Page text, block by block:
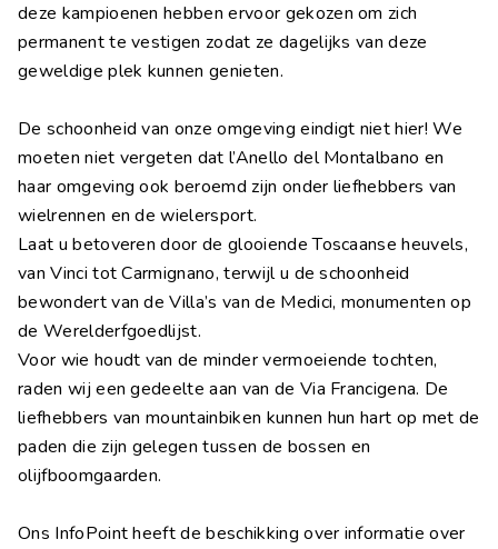
deze kampioenen hebben ervoor gekozen om zich
permanent te vestigen zodat ze dagelijks van deze
geweldige plek kunnen genieten.
De schoonheid van onze omgeving eindigt niet hier! We
moeten niet vergeten dat l’Anello del Montalbano en
haar omgeving ook beroemd zijn onder liefhebbers van
wielrennen en de wielersport.
Laat u betoveren door de glooiende Toscaanse heuvels,
van Vinci tot Carmignano, terwijl u de schoonheid
bewondert van de Villa’s van de Medici, monumenten op
de Werelderfgoedlijst.
Voor wie houdt van de minder vermoeiende tochten,
raden wij een gedeelte aan van de Via Francigena. De
liefhebbers van mountainbiken kunnen hun hart op met de
paden die zijn gelegen tussen de bossen en
olijfboomgaarden.
Ons InfoPoint heeft de beschikking over informatie over